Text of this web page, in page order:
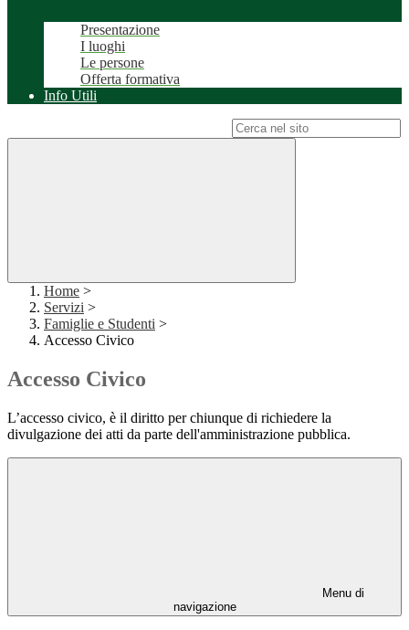
Presentazione
I luoghi
Le persone
Offerta formativa
Info Utili
Home >
Servizi >
Famiglie e Studenti >
Accesso Civico
Accesso Civico
L’accesso civico, è il diritto per chiunque di richiedere la
divulgazione dei atti da parte dell'amministrazione pubblica.
Menu di
navigazione